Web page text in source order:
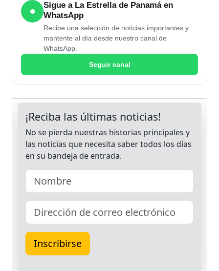
●
Sigue a La Estrella de Panamá en
WhatsApp
Recibe una selección de noticias importantes y
mantente al día desde nuestro canal de
WhatsApp.
Seguir canal